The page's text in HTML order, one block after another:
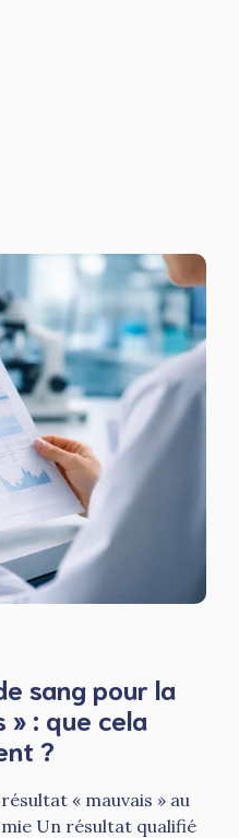
sang pour la
» : que cela
?
« mauvais » au
Un résultat qualifié